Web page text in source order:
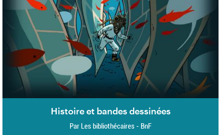
Histoire et bandes dessinées
Par Les bibliothécaires - BnF